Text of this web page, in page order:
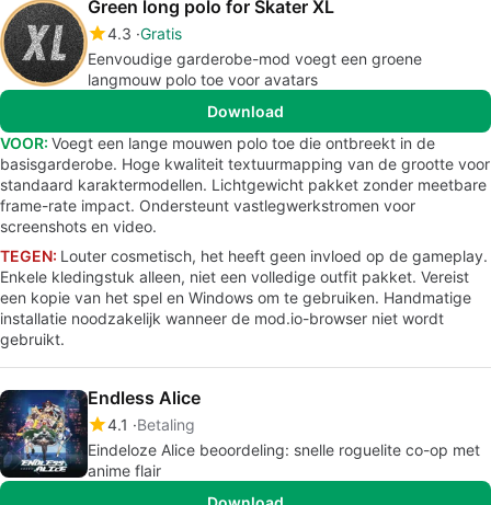
Green long polo for Skater XL
4.3 Gratis
Eenvoudige garderobe-mod voegt een groene
langmouw polo toe voor avatars
Download
VOOR: Voegt een lange mouwen polo toe die ontbreekt in de
basisgarderobe. Hoge kwaliteit textuurmapping van de grootte voor
standaard karaktermodellen. Lichtgewicht pakket zonder meetbare
frame-rate impact. Ondersteunt vastlegwerkstromen voor
screenshots en video.
TEGEN: Louter cosmetisch, het heeft geen invloed op de gameplay.
Enkele kledingstuk alleen, niet een volledige outfit pakket. Vereist
een kopie van het spel en Windows om te gebruiken. Handmatige
installatie noodzakelijk wanneer de mod.io-browser niet wordt
gebruikt.
Endless Alice
4.1
Betaling
Eindeloze Alice beoordeling: snelle roguelite co-op met
anime flair